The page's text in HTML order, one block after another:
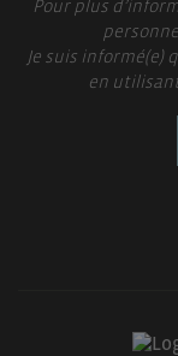
Pour plus
Je suis informé(e)
en